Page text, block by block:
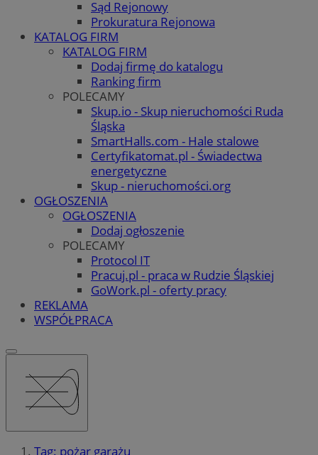
Sąd Rejonowy
Prokuratura Rejonowa
KATALOG FIRM
KATALOG FIRM
Dodaj firmę do katalogu
Ranking firm
POLECAMY
Skup.io - Skup nieruchomości Ruda
Śląska
SmartHalls.com - Hale stalowe
Certyfikatomat.pl - Świadectwa
energetyczne
Skup - nieruchomości.org
OGŁOSZENIA
OGŁOSZENIA
Dodaj ogłoszenie
POLECAMY
Protocol IT
Pracuj.pl - praca w Rudzie Śląskiej
GoWork.pl - oferty pracy
REKLAMA
WSPÓŁPRACA
Tag: pożar garażu